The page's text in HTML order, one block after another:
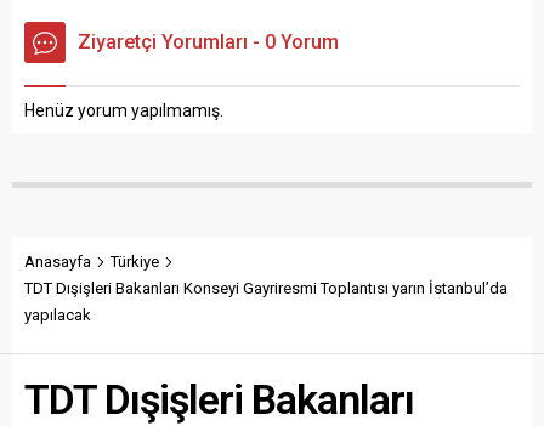
Ziyaretçi Yorumları - 0 Yorum
Henüz yorum yapılmamış.
Anasayfa
Türkiye
TDT Dışişleri Bakanları Konseyi Gayriresmi Toplantısı yarın İstanbul’da
yapılacak
TDT Dışişleri Bakanları